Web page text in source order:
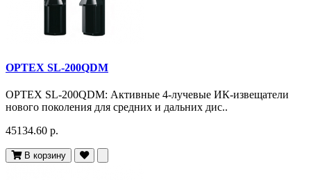
OPTEX SL-200QDM
OPTEX SL-200QDM: Активные 4-лучевые ИК-извещатели
нового поколения для средних и дальних дис..
45134.60 р.
В корзину